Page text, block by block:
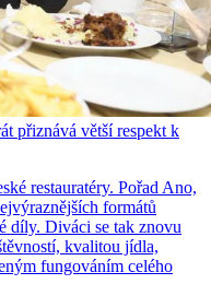
přiznává větší respekt k
restauratéry. Pořad Ano,
formátů
díly. Diváci se tak znovu
kvalitou jídla,
fungováním celého